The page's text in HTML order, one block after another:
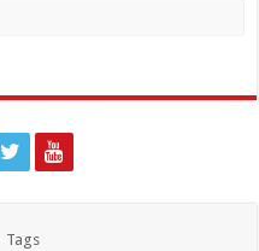
Tags